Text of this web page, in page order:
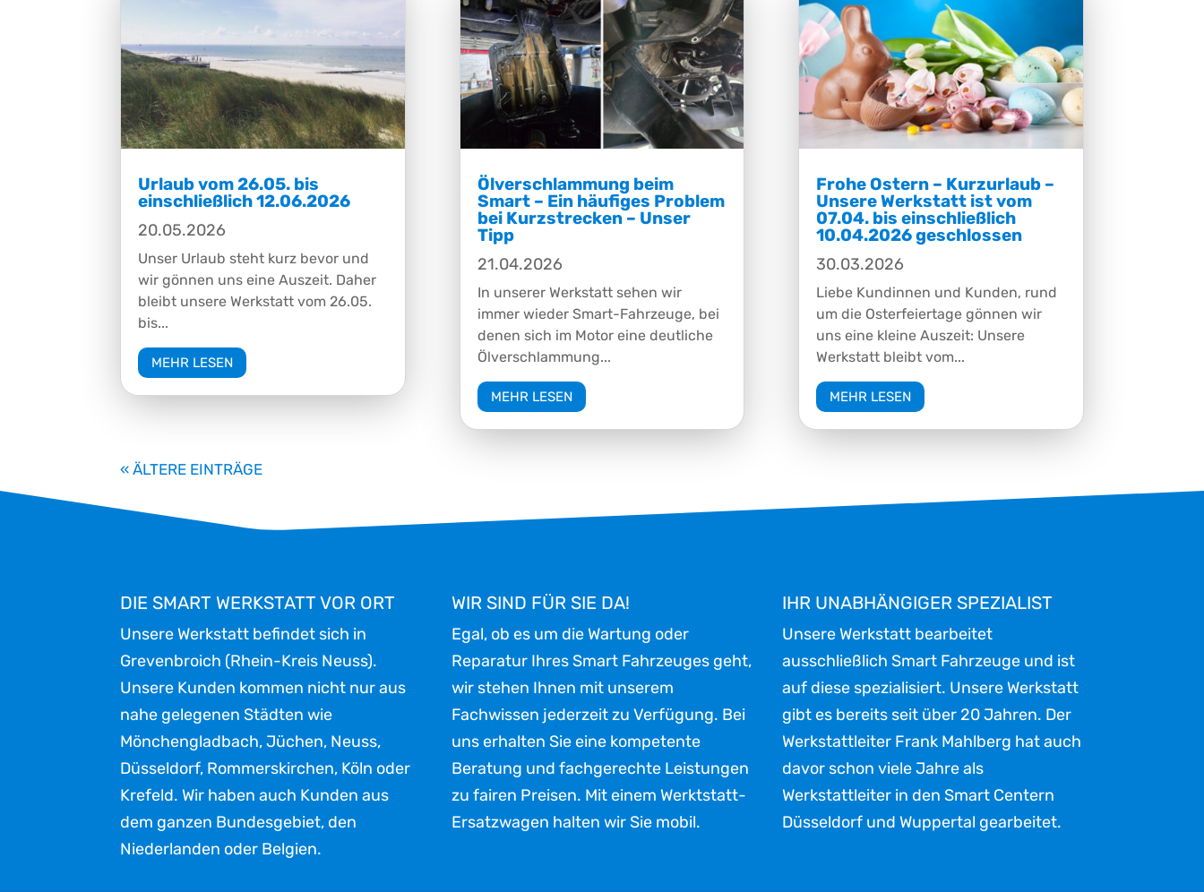
Urlaub vom 26.05. bis
einschließlich 12.06.2026
20.05.2026
Unser Urlaub steht kurz bevor und
wir gönnen uns eine Auszeit. Daher
bleibt unsere Werkstatt vom 26.05.
bis...
MEHR LESEN
Ölverschlammung beim
Smart – Ein häufiges Problem
bei Kurzstrecken – Unser
Tipp
21.04.2026
In unserer Werkstatt sehen wir
immer wieder Smart-Fahrzeuge, bei
denen sich im Motor eine deutliche
Ölverschlammung...
MEHR LESEN
Frohe Ostern – Kurzurlaub –
Unsere Werkstatt ist vom
07.04. bis einschließlich
10.04.2026 geschlossen
30.03.2026
Liebe Kundinnen und Kunden, rund
um die Osterfeiertage gönnen wir
uns eine kleine Auszeit: Unsere
Werkstatt bleibt vom...
MEHR LESEN
« ÄLTERE EINTRÄGE
DIE SMART WERKSTATT VOR ORT
Unsere Werkstatt befindet sich in
Grevenbroich (Rhein-Kreis Neuss).
Unsere Kunden kommen nicht nur aus
nahe gelegenen Städten wie
Mönchengladbach, Jüchen, Neuss,
Düsseldorf, Rommerskirchen, Köln oder
Krefeld. Wir haben auch Kunden aus
dem ganzen Bundesgebiet, den
Niederlanden oder Belgien.
WIR SIND FÜR SIE DA!
Egal, ob es um die Wartung oder
Reparatur Ihres Smart Fahrzeuges geht,
wir stehen Ihnen mit unserem
Fachwissen jederzeit zu Verfügung. Bei
uns erhalten Sie eine kompetente
Beratung und fachgerechte Leistungen
zu fairen Preisen. Mit einem Werktstatt-
Ersatzwagen halten wir Sie mobil.
IHR UNABHÄNGIGER SPEZIALIST
Unsere Werkstatt bearbeitet
ausschließlich Smart Fahrzeuge und ist
auf diese spezialisiert. Unsere Werkstatt
gibt es bereits seit über 20 Jahren. Der
Werkstattleiter Frank Mahlberg hat auch
davor schon viele Jahre als
Werkstattleiter in den Smart Centern
Düsseldorf und Wuppertal gearbeitet.